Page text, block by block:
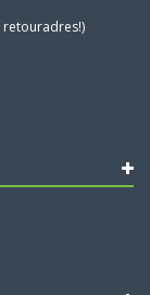
retouradres!)